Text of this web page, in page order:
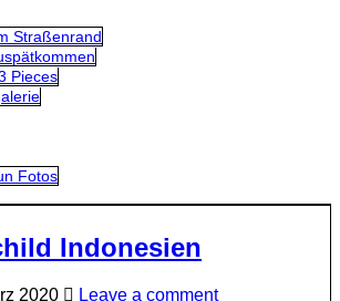
Straßenrand
Pieces
Fotos
Indonesien
2020 Leave a comment